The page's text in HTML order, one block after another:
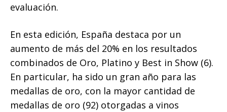
evaluación.
En esta edición, España destaca por un
aumento de más del 20% en los resultados
combinados de Oro, Platino y Best in Show (6).
En particular, ha sido un gran año para las
medallas de oro, con la mayor cantidad de
medallas de oro (92) otorgadas a vinos